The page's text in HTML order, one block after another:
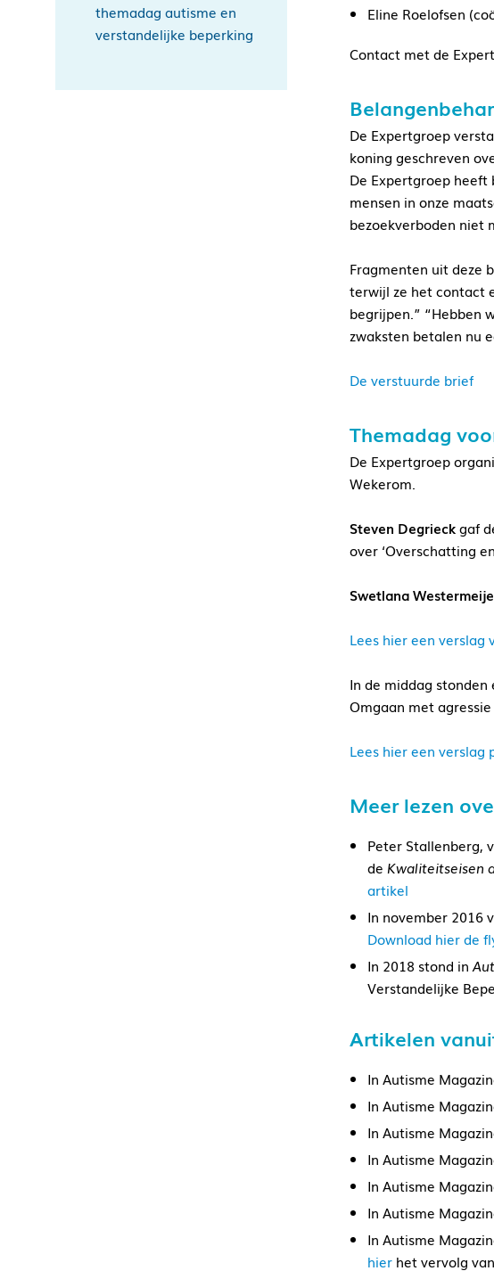
themadag autisme en
verstandelijke beperking
Eline Roelofsen
Contact met de
De Expertgroep
koning geschreven
De Expertgroep
mensen in onze
bezoekverboden niet
Fragmenten uit deze
terwijl ze het contact
begrijpen.” “Hebben
zwaksten betalen nu
De verstuurde brief
Themadag
De Expertgroep
Wekerom.
Steven Degrieckgaf
over ‘Overschatting
Swetlana
Lees hier een verslag
In de middag
Omgaan met
Lees hier een verslag
Meer lezen
Peter Stallenberg,
de Kwaliteitseisen
artikel
In november 2016
Download hier de
In 2018 stond in
Verstandelijke
Artikelen
In Autisme
In Autisme
In Autisme
In Autisme
In Autisme
In Autisme
In Autisme
hier het vervolg